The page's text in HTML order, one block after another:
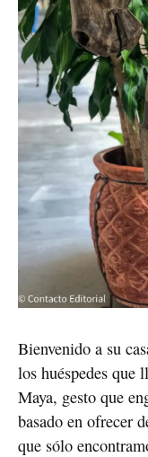
Bienvenido a su
los huéspedes que
Maya, gesto que
basado en ofrecer
que sólo